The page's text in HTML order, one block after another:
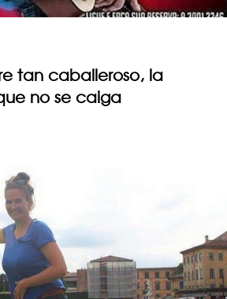
tan caballeroso, la
no se caiga